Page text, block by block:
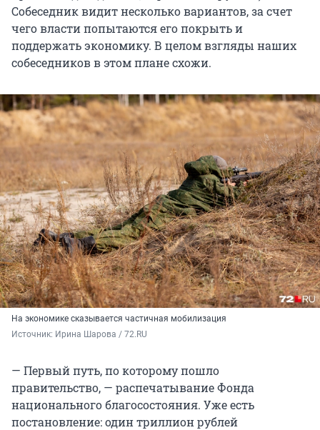
Собеседник видит несколько вариантов, за счет
чего власти попытаются его покрыть и
поддержать экономику. В целом взгляды наших
собеседников в этом плане схожи.
На экономике сказывается частичная мобилизация
Источник: Ирина Шарова / 72.RU
— Первый путь, по которому пошло
правительство, — распечатывание Фонда
национального благосостояния. Уже есть
постановление: один триллион рублей